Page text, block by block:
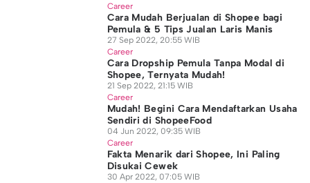
Career
Cara Mudah Berjualan di Shopee bagi
Pemula & 5 Tips Jualan Laris Manis
27 Sep 2022, 20:55 WIB
Career
Cara Dropship Pemula Tanpa Modal di
Shopee, Ternyata Mudah!
21 Sep 2022, 21:15 WIB
Career
Mudah! Begini Cara Mendaftarkan Usaha
Sendiri di ShopeeFood
04 Jun 2022, 09:35 WIB
Career
Fakta Menarik dari Shopee, Ini Paling
Disukai Cewek
30 Apr 2022, 07:05 WIB